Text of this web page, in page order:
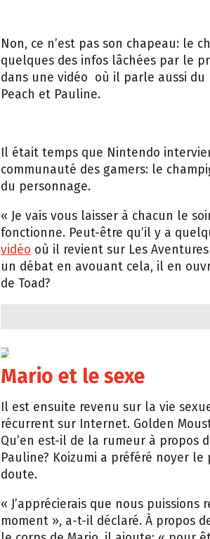
Non, ce n’est pas son chapeau: le
quelques des infos lâchées par le
dans une vidéo où il parle aussi
Peach et Pauline.
Il était temps que Nintendo
communauté des gamers: le
du personnage.
« Je vais vous laisser à chacun le
fonctionne. Peut-être qu’il y a
vidéo
où il revient sur Les
un débat en avouant cela, il en
de Toad?
Mario et le sexe
Il est ensuite revenu sur la vie
récurrent sur Internet. Golden
Qu’en est-il de la rumeur à propos
Pauline? Koizumi a préféré noyer
doute.
« J’apprécierais que nous
moment », a-t-il déclaré. À propos
le corps de Mario, il ajoute: « pour